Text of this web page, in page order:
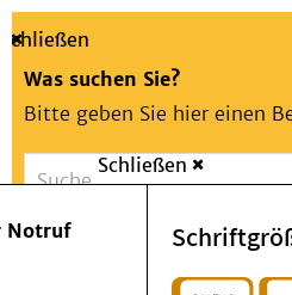
Suche
Schließen
Was suchen Sie?
Bitte geben Sie hier einen
Suchen
Notfall
Schließen
Notruf
Menü